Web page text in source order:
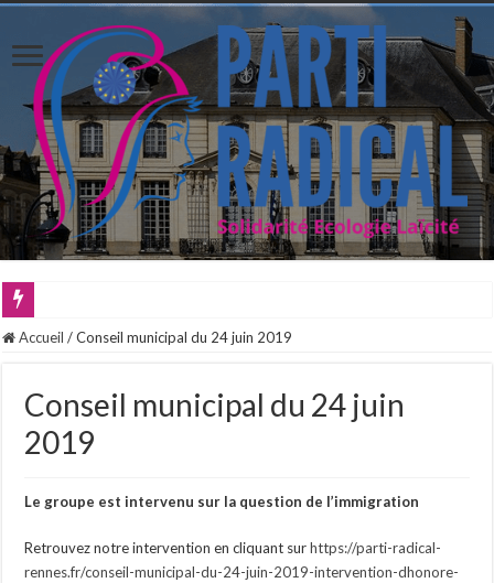
Accueil / Conseil municipal du 24 juin 2019
Conseil municipal du 24 juin
2019
Le groupe est intervenu sur la question de l’immigration
Retrouvez notre intervention en cliquant surhttps://parti-radical-
rennes.fr/conseil-municipal-du-24-juin-2019-intervention-dhonore-